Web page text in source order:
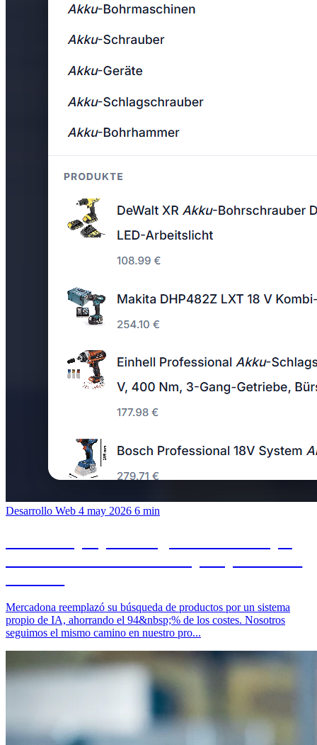
Desarrollo Web 4 may 2026 6 min
Mercadona reemplazó su búsqueda de productos por un sistema
propio de IA, ahorrando el 94&nbsp;% de los costes. Nosotros
seguimos el mismo camino en nuestro pro...